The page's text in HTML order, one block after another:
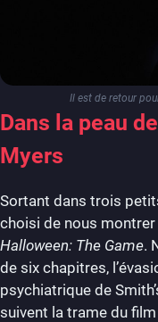
Il est de retour
Dans la peau
Myers
Sortant dans trois
choisi de nous
Halloween: The Game.
de six chapitres,
psychiatrique de
suivent la trame du